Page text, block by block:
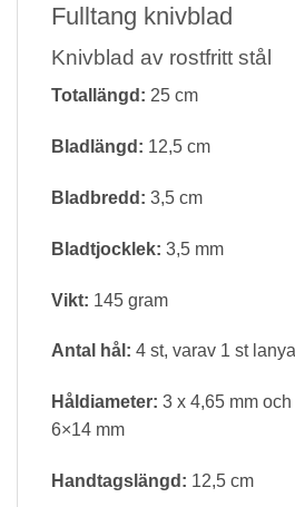
Fulltang knivblad
Knivblad av rostfritt stål
Totallängd: 25 cm
Bladlängd: 12,5 cm
Bladbredd: 3,5 cm
Bladtjocklek: 3,5 mm
Vikt: 145 gram
Antal hål: 4 st, varav 1 st
Håldiameter: 3 x 4,65 mm
6×14 mm
Handtagslängd: 12,5 cm